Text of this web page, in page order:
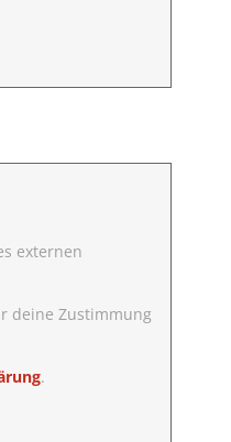
externen
deine Zustimmung
.